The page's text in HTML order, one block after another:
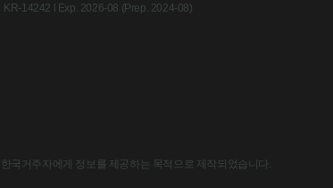
KR-14242 l Exp. 2026-08 (Prep. 2024-08)
국거주자에게 정보를 제공하는 목적으로 제작되었습니다.